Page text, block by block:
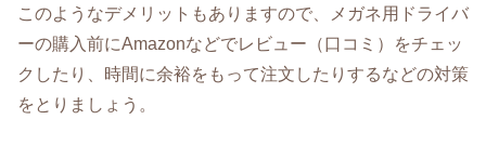
このようなデメリットもありますので、メガネ用ドライバ
ーの購入前にAmazonなどでレビュー（口コミ）をチェッ
クしたり、時間に余裕をもって注文したりするなどの対策
をとりましょう。